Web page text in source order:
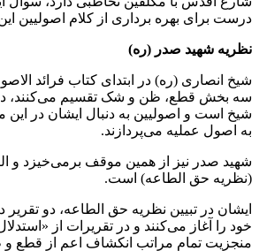
درست برای بهره برداری از کلام
نظریه شهید صدر (ره)
شیخ انصاری (ره) در ابتدای کتاب فرائد
سه بخش قطع، ظن و شک تقسیم می‌کنند،
شیخ است و اصولیین به دنبال ایشان در
به اصول عملیه می‌پردازند.
شهید صدر نیز از همین موقف برمی‌خیزد و
(نظریه حق الطاعه) است.
ایشان در تبیین نظریه حق الطاعه، دو
خود را آغاز می‌کنند و در تقریرات از
منجزیت تمام مراتب انکشاف اعم از قطع